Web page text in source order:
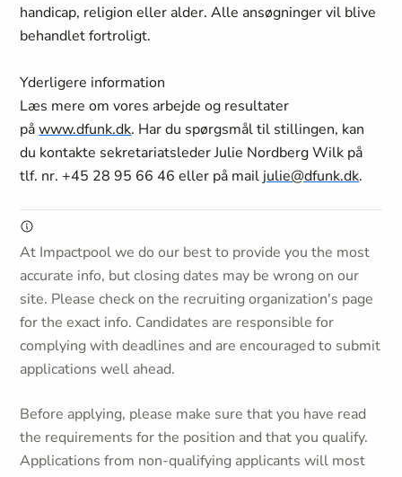
handicap, religion eller alder. Alle ansøgninger vil blive
behandlet fortroligt.
Yderligere information
Læs mere om vores arbejde og resultater
påwww.dfunk.dk. Har du spørgsmål til stillingen, kan
du kontakte sekretariatsleder Julie Nordberg Wilk på
tlf. nr. +45 28 95 66 46 eller på mail julie@dfunk.dk.
At Impactpool we do our best to provide you the most
accurate info, but closing dates may be wrong on our
site. Please check on the recruiting organization's page
for the exact info. Candidates are responsible for
complying with deadlines and are encouraged to submit
applications well ahead.
Before applying, please make sure that you have read
the requirements for the position and that you qualify.
Applications from non-qualifying applicants will most